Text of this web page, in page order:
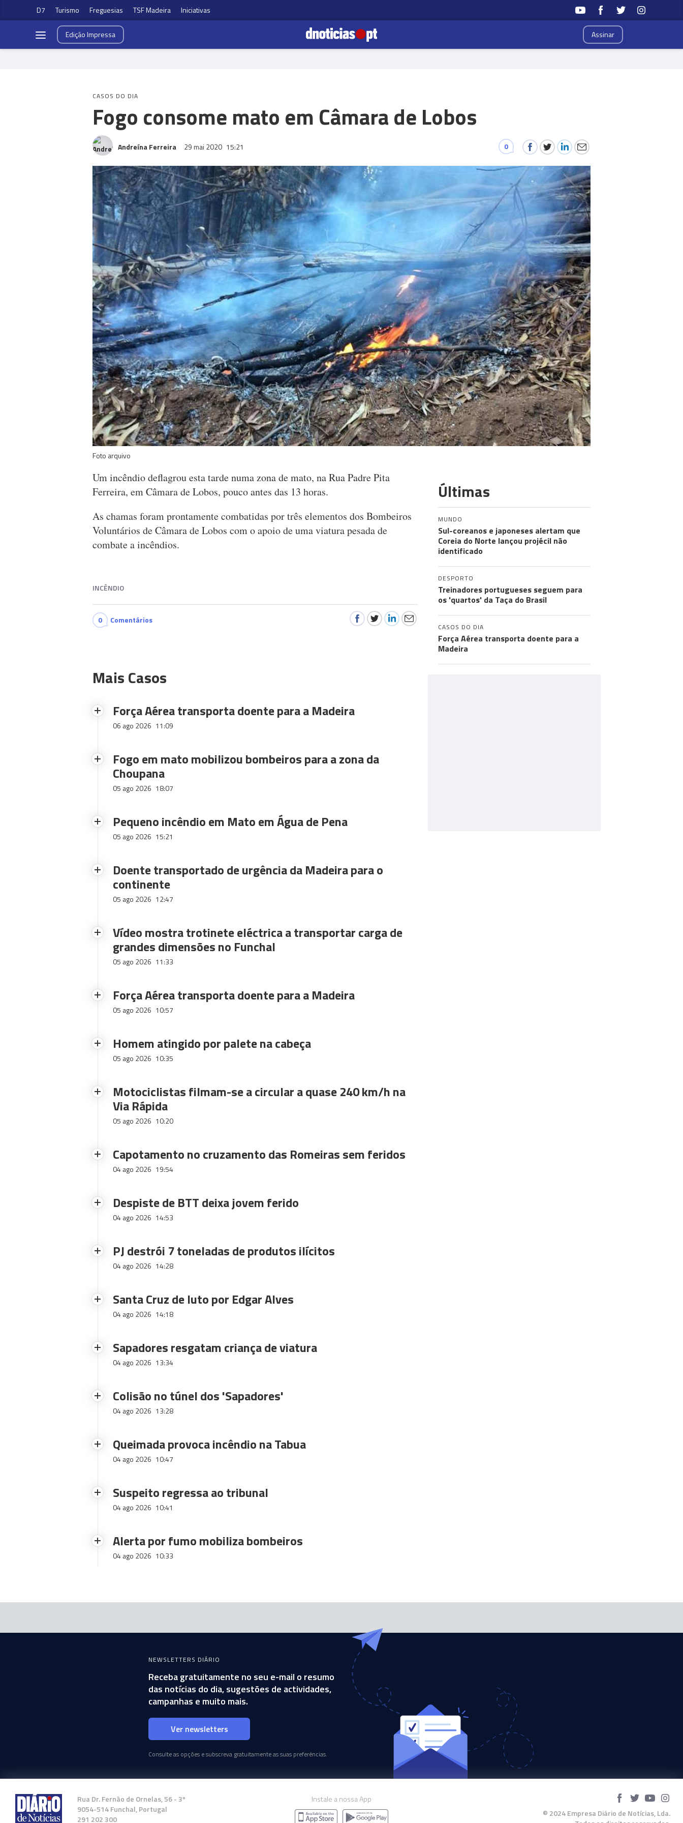
D7 Turismo Freguesias TSF Madeira Iniciativas
Assinar
EdiçãoImpressa
CASOS DO DIA
Fogo consome mato em Câmara de Lobos
Andreína Ferreira 29 mai 2020 15:21 0
Foto arquivo
Um incêndio deflagrou esta tarde numa zona de mato, na Rua Padre Pita
Ferreira, em Câmara de Lobos, pouco antes das 13 horas.
As chamas foram prontamente combatidas por três elementos dos Bombeiros
Voluntários de Câmara de Lobos com o apoio de uma viatura pesada de
combate a incêndios.
INCÊNDIO
0 Comentários
Mais Casos
Força Aérea transporta doente para a Madeira
06 ago 2026 11:09
Fogo em mato mobilizou bombeiros para a zona da
Choupana
05 ago 2026 18:07
Pequeno incêndio em Mato em Água de Pena
05 ago 2026 15:21
Doente transportado de urgência da Madeira para o
continente
05 ago 2026 12:47
Vídeo mostra trotinete eléctrica a transportar carga de
grandes dimensões no Funchal
05 ago 2026 11:33
Força Aérea transporta doente para a Madeira
05 ago 2026 10:57
Homem atingido por palete na cabeça
05 ago 2026 10:35
Motociclistas filmam-se a circular a quase 240 km/h na
Via Rápida
05 ago 2026 10:20
Capotamento no cruzamento das Romeiras sem feridos
04 ago 2026 19:54
Despiste de BTT deixa jovem ferido
04 ago 2026 14:53
PJ destrói 7 toneladas de produtos ilícitos
04 ago 2026 14:28
Santa Cruz de luto por Edgar Alves
04 ago 2026 14:18
Sapadores resgatam criança de viatura
04 ago 2026 13:34
Colisão no túnel dos 'Sapadores'
04 ago 2026 13:28
Queimada provoca incêndio na Tabua
04 ago 2026 10:47
Suspeito regressa ao tribunal
04 ago 2026 10:41
Alerta por fumo mobiliza bombeiros
04 ago 2026 10:33
Últimas
MUNDO
Sul-coreanos e japoneses alertam que
Coreia do Norte lançou projécil não
identificado
DESPORTO
Treinadores portugueses seguem para
os 'quartos' da Taça do Brasil
CASOS DO DIA
Força Aérea transporta doente para a
Madeira
NEWSLETTERS DIÁRIO
Receba gratuitamente no seu e-mail o resumo
das notícias do dia, sugestões de actividades,
campanhas e muito mais.
Ver newsletters
Consulte as opções e subscreva gratuitamente as suas preferências.
Rua Dr. Fernão de Ornelas, 56 - 3º
9054-514 Funchal, Portugal
291 202 300
Instale a nossa App
© 2024 Empresa Diário de Notícias, Lda.